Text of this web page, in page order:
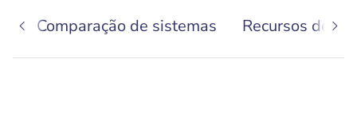
Comparação de sistemas Recursos de